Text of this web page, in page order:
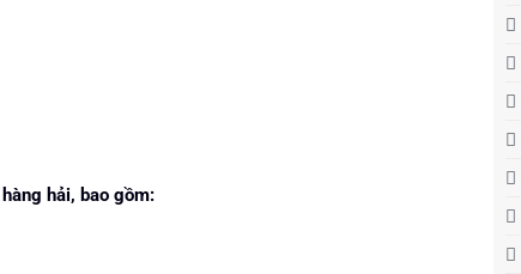
hải, bao gồm: